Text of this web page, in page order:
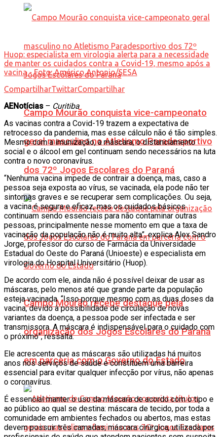
Campo Mourão conquista vice-campeonato
geral masculino no Atletismo Paradesportivo
dos 72º Jogos Escolares do Paraná
Campo Mourão recebe destaque pela
organização dos Jogos Escolares do Paraná
em parceria com o Governo do Estado
Huop: especialista em virologia alerta para a necessidade
de manter os cuidados contra a Covid-19, mesmo após a
vacina - Foto: Américo Antonio/SESA
CompartilharTwittarCompartilhar
AENotícias – Curitiba
As vacinas contra a Covid-19 trazem a expectativa de
retrocesso da pandemia, mas esse cálculo não é tão simples.
Mesmo com a imunização, a máscara, o distanciamento
social e o álcool em gel continuam sendo necessários na luta
contra o novo coronavírus.
“Nenhuma vacina impede de contrair a doença, mas, caso a
pessoa seja exposta ao vírus, se vacinada, ela pode não ter
sintomas graves e se recuperar sem complicações. Ou seja,
a vacina é segura e eficaz, mas os cuidados básicos
continuam sendo essenciais para não contaminar outras
pessoas, principalmente nesse momento em que a taxa de
vacinação da população não é muito alta”, explica Alex Sandro
Jorge, professor do curso de Farmácia da Universidade
Estadual do Oeste do Paraná (Unioeste) e especialista em
virologia do Hospital Universitário (Huop).
De acordo com ele, ainda não é possível deixar de usar as
máscaras, pelo menos até que grande parte da população
esteja vacinada. “Isso porque mesmo com as duas doses da
vacina, devido à possibilidade de circulação de novas
variantes da doença, a pessoa pode ser infectada e ser
transmissora. A máscara é indispensável para o cuidado com
o próximo”, ressalta.
Ele acrescenta que as máscaras são utilizadas há muitos
anos nos serviços de saúde e constituem uma barreira
essencial para evitar qualquer infecção por vírus, não apenas
o coronavírus.
É essencial manter o uso da máscara de acordo com o tipo e
ao público ao qual se destina: máscara de tecido, por toda a
comunidade em ambientes fechados ou abertos, mas estas
devem possuir três camadas; máscara cirúrgica, utilizada por